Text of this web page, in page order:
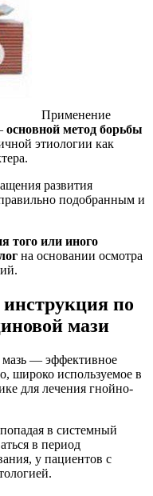
Применение
основной метод борьбы
этиологии как
развития
подобранным и
того или иного
на основании осмотра
по
мази
мазь — эффективное
широко используемое в
для лечения гнойно-
в системный
в период
у пациентов с